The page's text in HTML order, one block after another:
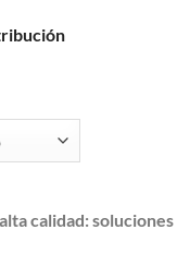
calidad: soluciones